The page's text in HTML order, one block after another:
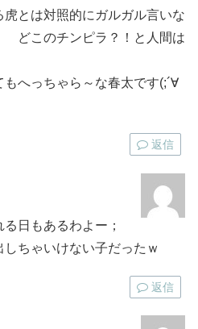
とは対照的にガルガル言いな
どこのチンピラ？！と人間は
へっちゃら～な春太です(;´∀
返信
日もあるわよー；
ちゃいけない子だったｗ
返信